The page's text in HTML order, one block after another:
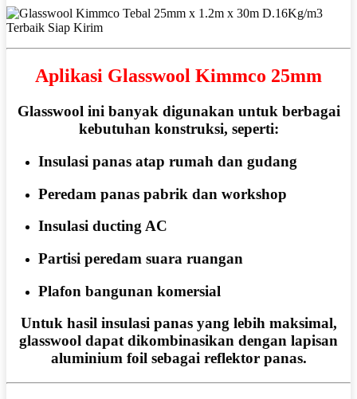
Aplikasi Glasswool Kimmco 25mm
Glasswool ini banyak digunakan untuk berbagai
kebutuhan konstruksi, seperti:
Insulasi panas atap rumah dan gudang
Peredam panas pabrik dan workshop
Insulasi ducting AC
Partisi peredam suara ruangan
Plafon bangunan komersial
Untuk hasil insulasi panas yang lebih maksimal,
glasswool dapat dikombinasikan dengan lapisan
aluminium foilsebagai reflektor panas.